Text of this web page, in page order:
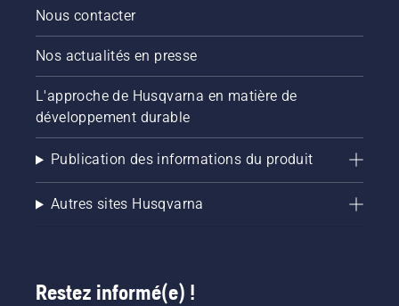
Nous contacter
Nos actualités en presse
L'approche de Husqvarna en matière de
développement durable
Publication des informations du produit
Autres sites Husqvarna
Restez informé(e) !